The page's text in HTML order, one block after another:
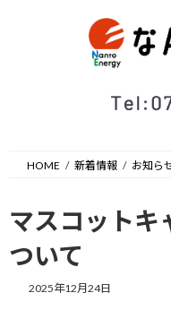
HOME 新着情報 お知ら
マスコットキ
ついて
2025年12月24日